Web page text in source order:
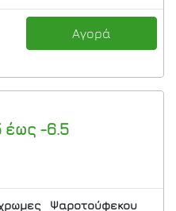
Αγορά
έως -6.5
Ψαροτούφεκου